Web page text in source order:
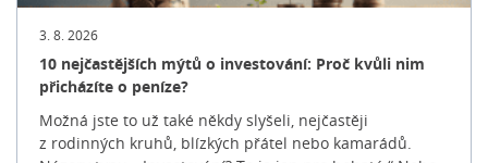
3. 8. 2026
10 nejčastějších mýtů o investování: Proč kvůli nim
přicházíte o peníze?
Možná jste to už také někdy slyšeli, nejčastěji
z rodinných kruhů, blízkých přátel nebo kamarádů.